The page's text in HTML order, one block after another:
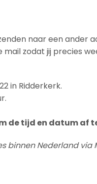
naar een ander
zodat jij precies
in Ridderkerk.
de tijd en datum af
Nederland via